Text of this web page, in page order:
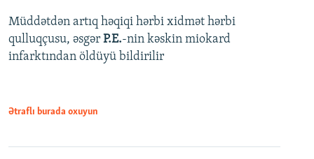
Müddətdən artıq həqiqi hərbi xidmət hərbi
qulluqçusu, əsgər P.E.-nin kəskin miokard
infarktından öldüyü bildirilir
Ətraflı burada oxuyun